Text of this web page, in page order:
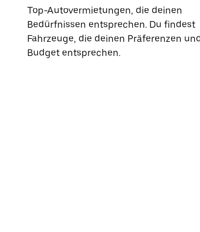
Top-Autovermietungen, die deinen
Bedürfnissen entsprechen. Du findest
Fahrzeuge, die deinen Präferenzen
Budget entsprechen.